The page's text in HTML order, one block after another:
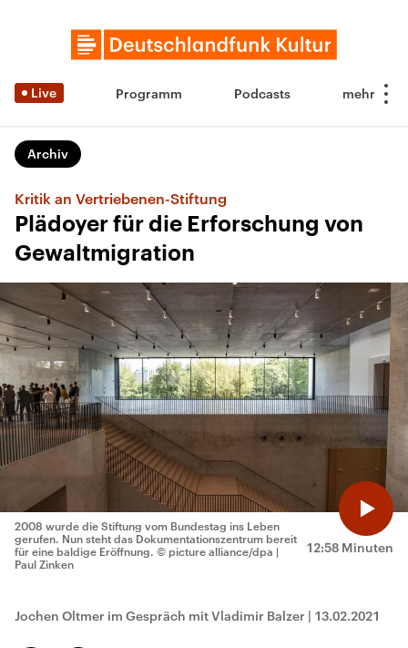
Live Programm Podcasts
Archiv
Kritik an Vertriebenen-Stiftung
Plädoyer für die Erforschung von
Gewaltmigration
12:58 Minuten
2008 wurde die Stiftung vom Bundestag ins Leben
gerufen. Nun steht das Dokumentationszentrum bereit
für eine baldige Eröffnung. © picture alliance/dpa |
Paul Zinken
Jochen Oltmer im Gespräch mit Vladimir Balzer | 13.02.2021